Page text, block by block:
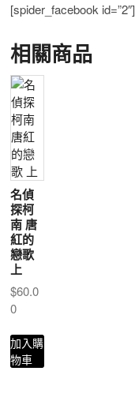
[spider_facebook id=”2″]
相關商品
名偵
探柯
南 唐
紅的
戀歌
上
$60.0
0
加入購
物車